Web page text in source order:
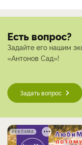
Есть вопрос?
Задайте его нашим
«Антонов Сад»!
Задать вопрос
РЕКЛАМА